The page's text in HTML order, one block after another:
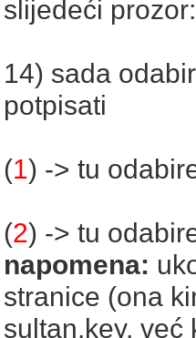
slijedeći prozor:
14) sada
potpisati
(1) -> tu
(2) -> tu
napomena:
stranice (ona
sultan.key, već